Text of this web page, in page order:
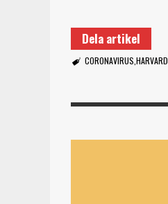
Dela artikel
CORONAVIRUS HARVARD